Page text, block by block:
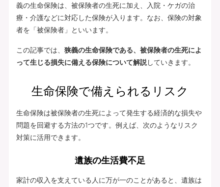
義の生命保険は、被保険者の生死に加え、入院・ケガの治
療・介護などに対応した保険が入ります。なお、保険の対象
者を「被保険者」といいます。
この記事では、 狭義の生命保険である、被保険者の生死によ
って生じる損失に備える保険について解説していきます。
生命保険で備えられるリスク
生命保険は被保険者の生死によって発生する経済的な損失や
問題を回避する方法の1つです。例えば、次のようなリスク
対策に活用できます。
遺族の生活費不足
家計の収入を支えている人に万が一のことがあると、遺族は